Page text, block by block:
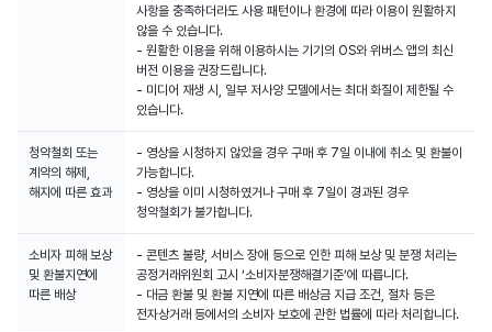
사항을 충족하더라도 사용 패턴이나 환경에 따라 이용이 원활하지
않을 수 있습니다.
- 원활한 이용을 위해 이용하시는 기기의 OS와 위버스 앱의 최신
버전 이용을 권장드립니다.
- 미디어 재생 시, 일부 저사양 모델에서는 최대 화질이 제한될 수
청약철회 또는
계약의 해제,
해지에 따른 효과
- 영상을 시청하지 않았을 경우 구매 후 7일 이내에 취소 및 환불이
가능합니다.
- 영상을 이미 시청하였거나 구매 후 7일이 경과된 경우
청약철회가 불가합니다.
소비자 피해 보상
및 환불지연에
따른 배상
- 콘텐츠 불량, 서비스 장애 등으로 인한 피해 보상 및 분쟁 처리는
공정거래위원회 고시 ‘소비자분쟁해결기준’에 따릅니다.
- 대금 환불 및 환불 지연에 따른 배상금 지급 조건, 절차 등은
전자상거래 등에서의 소비자 보호에 관한 법률에 따라 처리합니다.